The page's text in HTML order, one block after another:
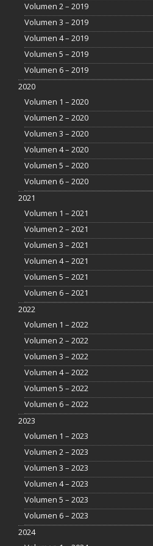
Volumen 2 – 2019
Volumen 3 – 2019
Volumen 4 – 2019
Volumen 5 – 2019
Volumen 6 – 2019
2020
Volumen 1 – 2020
Volumen 2 – 2020
Volumen 3 – 2020
Volumen 4 – 2020
Volumen 5 – 2020
Volumen 6 – 2020
2021
Volumen 1 – 2021
Volumen 2 – 2021
Volumen 3 – 2021
Volumen 4 – 2021
Volumen 5 – 2021
Volumen 6 – 2021
2022
Volumen 1 – 2022
Volumen 2 – 2022
Volumen 3 – 2022
Volumen 4 – 2022
Volumen 5 – 2022
Volumen 6 – 2022
2023
Volumen 1 – 2023
Volumen 2 – 2023
Volumen 3 – 2023
Volumen 4 – 2023
Volumen 5 – 2023
Volumen 6 – 2023
2024